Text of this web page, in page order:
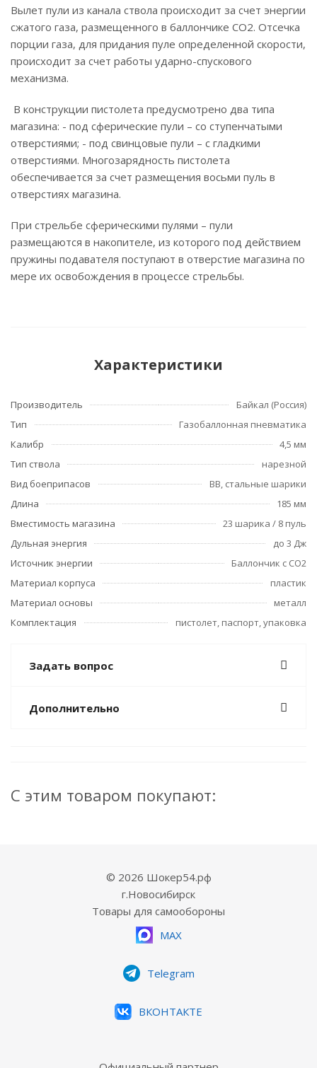
Вылет пули из канала ствола происходит за счет энергии
сжатого газа, размещенного в баллончике СО2. Отсечка
порции газа, для придания пуле определенной скорости,
происходит за счет работы ударно-спускового
механизма.
В конструкции пистолета предусмотрено два типа
магазина: - под сферические пули – со ступенчатыми
отверстиями; - под свинцовые пули – с гладкими
отверстиями. Многозарядность пистолета
обеспечивается за счет размещения восьми пуль в
отверстиях магазина.
При стрельбе сферическими пулями – пули
размещаются в накопителе, из которого под действием
пружины подавателя поступают в отверстие магазина по
мере их освобождения в процессе стрельбы.
Характеристики
Производитель
Байкал (Россия)
Тип
Газобаллонная пневматика
Калибр
4,5 мм
Тип ствола
нарезной
Вид боеприпасов
ВВ, стальные шарики
Длина
185 мм
Вместимость магазина
23 шарика / 8 пуль
Дульная энергия
до 3 Дж
Источник энергии
Баллончик с СО2
Материал корпуса
пластик
Материал основы
металл
Комплектация
пистолет, паспорт, упаковка
Задать вопрос
Дополнительно
С этим товаром покупают:
© 2026 Шокер54.рф
г.Новосибирск
Товары для самообороны
MAX
Telegram
ВКОНТАКТЕ